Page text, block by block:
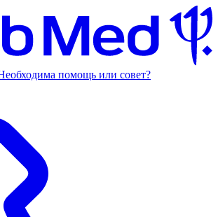
помощь или совет?